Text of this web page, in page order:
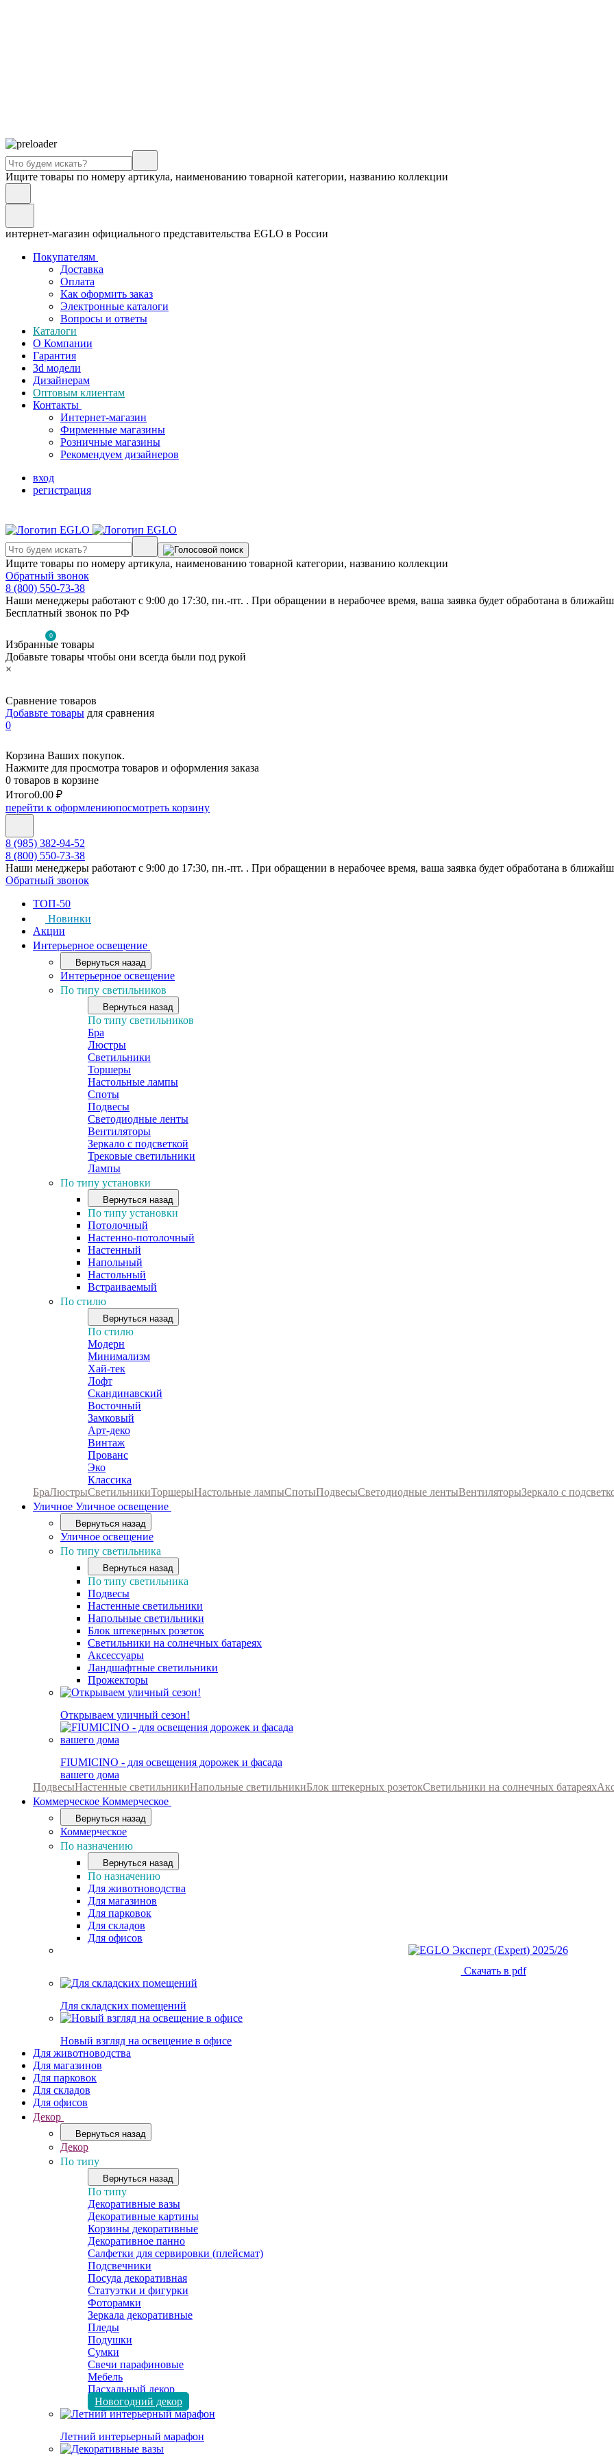
Ищите товары по номеру артикула, наименованию товарной категории, названию коллекции
интернет-магазин официального представительства EGLO в России
Покупателям
Доставка
Оплата
Как оформить заказ
Электронные каталоги
Вопросы и ответы
Каталоги
О Компании
Гарантия
3d модели
Дизайнерам
Оптовым клиентам
Контакты
Интернет-магазин
Фирменные магазины
Розничные магазины
Рекомендуем дизайнеров
вход
регистрация
Ищите товары по номеру артикула, наименованию товарной категории, названию коллекции
Обратный звонок
8 (800) 550-73-38
Наши менеджеры работают с 9:00 до 17:30, пн.-пт. . При обращении в нерабочее время, ваша заявка будет обработана в
Бесплатный звонок по РФ
0
Избранные товары
Добавьте товары чтобы они всегда были под рукой
×
Сравнение товаров
Добавьте товары для сравнения
0
Корзина Ваших покупок.
Нажмите для просмотра товаров и оформления заказа
0 товаров в корзине
Итого0.00 ₽
перейти к оформлениюпосмотреть корзину
8 (985) 382-94-52
8 (800) 550-73-38
Наши менеджеры работают с 9:00 до 17:30, пн.-пт. . При обращении в нерабочее время, ваша заявка будет обработана в
Обратный звонок
ТОП-50
Новинки
Акции
Интерьерное освещение
Вернуться назад
Интерьерное освещение
По типу светильников
Вернуться назад
По типу светильников
Бра
Люстры
Светильники
Торшеры
Настольные лампы
Споты
Подвесы
Светодиодные ленты
Вентиляторы
Зеркало с подсветкой
Трековые светильники
Лампы
По типу установки
Вернуться назад
По типу установки
Потолочный
Настенно-потолочный
Настенный
Напольный
Настольный
Встраиваемый
По стилю
Вернуться назад
По стилю
Модерн
Минимализм
Хай-тек
Лофт
Скандинавский
Восточный
Замковый
Арт-деко
Винтаж
Прованс
Эко
Классика
БраЛюстрыСветильникиТоршерыНастольные лампыСпотыПодвесыСветодиодные лентыВентиляторыЗеркало с
Уличное Уличное освещение
Вернуться назад
Уличное освещение
По типу светильника
Вернуться назад
По типу светильника
Подвесы
Настенные светильники
Напольные светильники
Блок штекерных розеток
Светильники на солнечных батареях
Аксессуары
Ландшафтные светильники
Прожекторы
Открываем уличный сезон!
FIUMICINO - для освещения дорожек и фасада
вашего дома
ПодвесыНастенные светильникиНапольные светильникиБлок штекерных розетокСветильники на солнечных батареях
Коммерческое Коммерческое
Вернуться назад
Коммерческое
По назначению
Вернуться назад
По назначению
Для животноводства
Для магазинов
Для парковок
Для складов
Для офисов
Скачать в pdf
Для складских помещений
Новый взгляд на освещение в офисе
Для животноводства
Для магазинов
Для парковок
Для складов
Для офисов
Декор
Вернуться назад
Декор
По типу
Вернуться назад
По типу
Декоративные вазы
Декоративные картины
Корзины декоративные
Декоративное панно
Салфетки для сервировки (плейсмат)
Подсвечники
Посуда декоративная
Статуэтки и фигурки
Фоторамки
Зеркала декоративные
Пледы
Подушки
Сумки
Свечи парафиновые
Мебель
Пасхальный декор
Новогодний декор
Летний интерьерный марафон